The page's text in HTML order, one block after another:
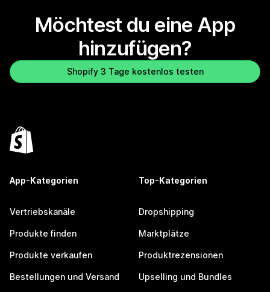
Möchtest du eine App
hinzufügen?
Shopify 3 Tage kostenlos testen
App-Kategorien
Vertriebskanäle
Produkte finden
Produkte verkaufen
Bestellungen und Versand
Top-Kategorien
Dropshipping
Marktplätze
Produktrezensionen
Upselling und Bundles